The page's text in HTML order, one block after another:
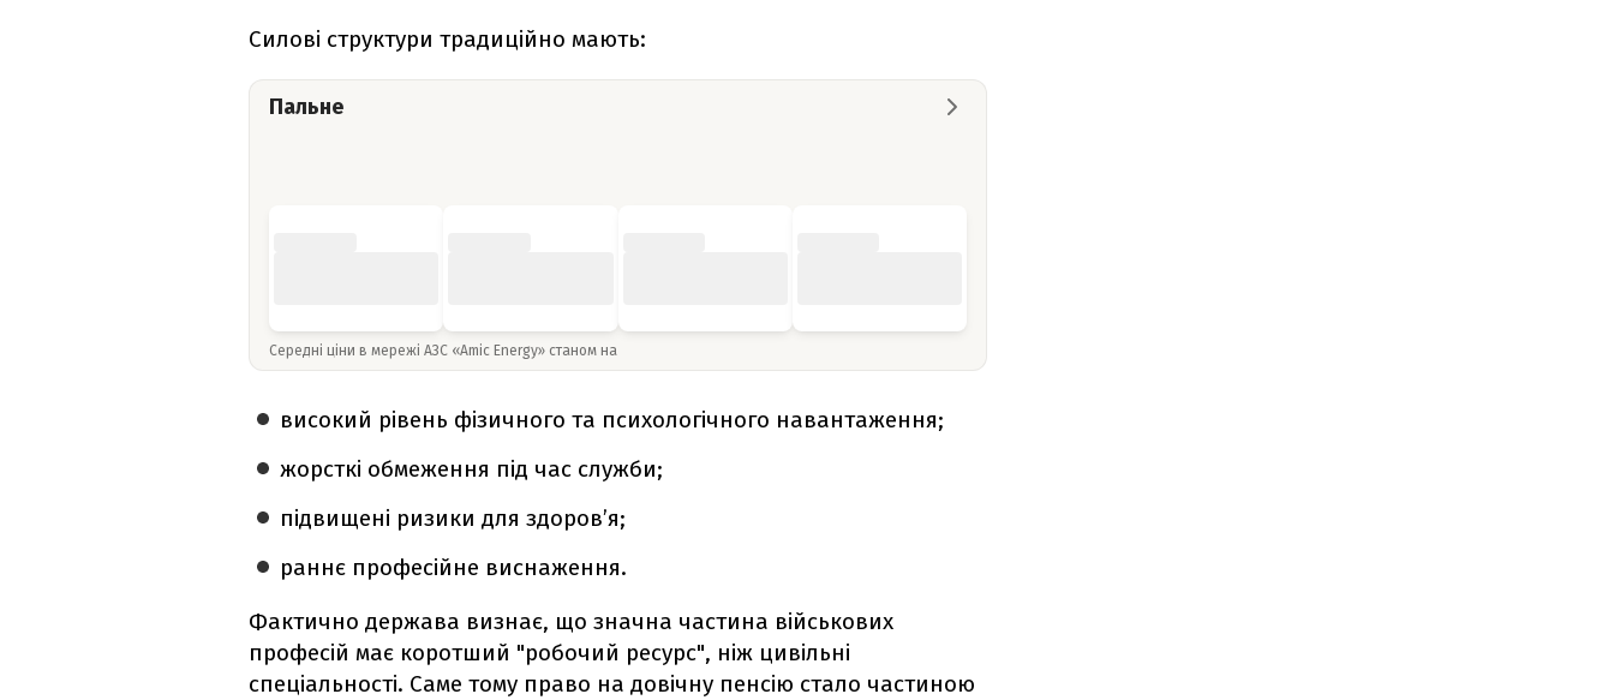
Силові структури традиційно мають:
Пальне
Середні ціни в мережі АЗС «Amic Energy» станом на
високий рівень фізичного та психологічного навантаження;
жорсткі обмеження під час служби;
підвищені ризики для здоров’я;
раннє професійне виснаження.
Фактично держава визнає, що значна частина військових
професій має коротший "робочий ресурс", ніж цивільні
спеціальності. Саме тому право на довічну пенсію стало частиною